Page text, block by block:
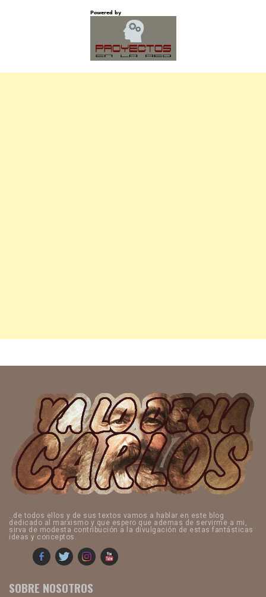
..de todos ellos y de sus textos vamos a hablar en este blog
dedicado al marxismo y que espero que ademas de servirme a mi,
sirva de modesta contribución a la divulgación de estas fantásticas
ideas y conceptos.
SOBRE NOSOTROS